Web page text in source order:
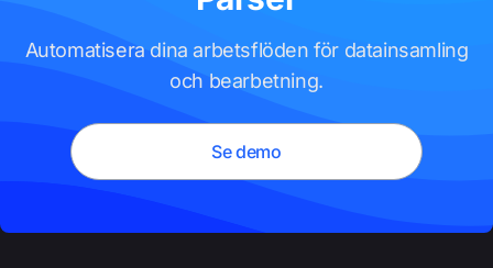
Automatisera dina arbetsflöden för datainsamling
och bearbetning.
Se demo